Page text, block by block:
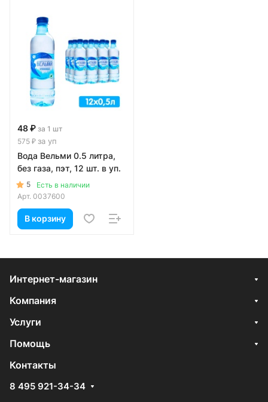
48 ₽ за 1 шт
575 ₽ за уп
Вода Вельми 0.5 литра,
без газа, пэт, 12 шт. в уп.
5
Есть в наличии
Арт. 0037600
В корзину
Интернет-магазин
Компания
Услуги
Помощь
Контакты
8 495 921-34-34